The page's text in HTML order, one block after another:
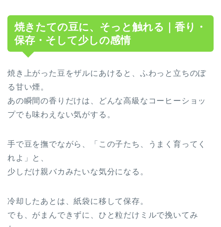
焼きたての豆に、そっと触れる｜香り・
保存・そして少しの感情
焼き上がった豆をザルにあけると、ふわっと立ちのぼ
る甘い煙。
あの瞬間の香りだけは、どんな高級なコーヒーショッ
プでも味わえない気がする。
手で豆を撫でながら、「この子たち、うまく育ってく
れよ」と、
少しだけ親バカみたいな気分になる。
冷却したあとは、紙袋に移して保存。
でも、がまんできずに、ひと粒だけミルで挽いてみ